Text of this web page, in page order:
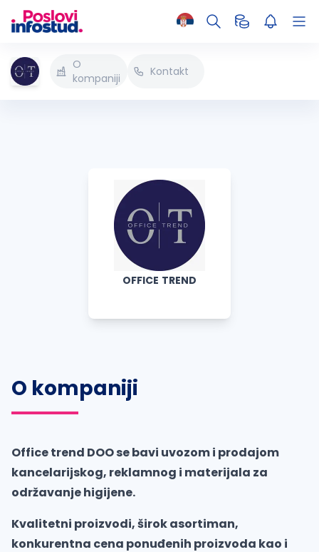
O
kompaniji
Kontakt
OFFICE TREND
O kompaniji
Office trend DOO se bavi uvozom i prodajom
kancelarijskog, reklamnog i materijala za
održavanje higijene.
Kvalitetni proizvodi, širok asortiman,
konkurentna cena ponuđenih proizvoda kao i